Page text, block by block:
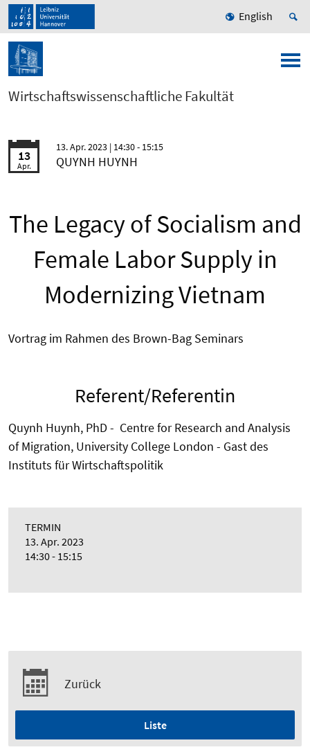
English
Wirtschaftswissenschaftliche Fakultät
13
Apr.
13. Apr. 2023 | 14:30 - 15:15
QUYNH HUYNH
The Legacy of Socialism and
Female Labor Supply in
Modernizing Vietnam
Vortrag im Rahmen des Brown-Bag Seminars
Referent/Referentin
Quynh Huynh, PhD - Centre for Research and Analysis
of Migration, University College London - Gast des
Instituts für Wirtschaftspolitik
TERMIN
13. Apr. 2023
14:30 - 15:15
Zurück
Liste